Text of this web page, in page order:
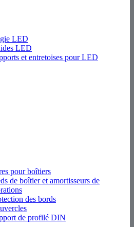
LED
LED
et entretoises pour LED
pour boîtiers
de boîtier et amortisseurs de
des bords
de profilé DIN